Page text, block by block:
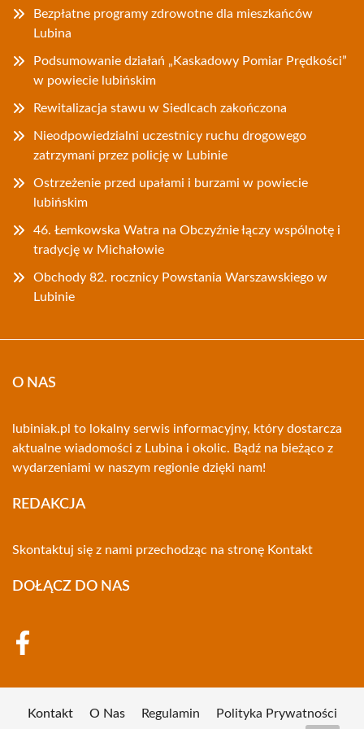
Bezpłatne programy zdrowotne dla mieszkańców
Lubina
Podsumowanie działań „Kaskadowy Pomiar Prędkości”
w powiecie lubińskim
Rewitalizacja stawu w Siedlcach zakończona
Nieodpowiedzialni uczestnicy ruchu drogowego
zatrzymani przez policję w Lubinie
Ostrzeżenie przed upałami i burzami w powiecie
lubińskim
46. Łemkowska Watra na Obczyźnie łączy wspólnotę i
tradycję w Michałowie
Obchody 82. rocznicy Powstania Warszawskiego w
Lubinie
O NAS
lubiniak.pl to lokalny serwis informacyjny, który dostarcza
aktualne wiadomości z Lubina i okolic. Bądź na bieżąco z
wydarzeniami w naszym regionie dzięki nam!
REDAKCJA
Skontaktuj się z nami przechodząc na stronę Kontakt
DOŁĄCZ DO NAS
Kontakt O Nas Regulamin Polityka Prywatności